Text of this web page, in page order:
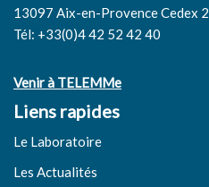
13097 Aix-en-Provence Cedex 2
Tél: +33(0)4 42 52 42 40
Venir à TELEMMe
Liens rapides
Le Laboratoire
Les Actualités